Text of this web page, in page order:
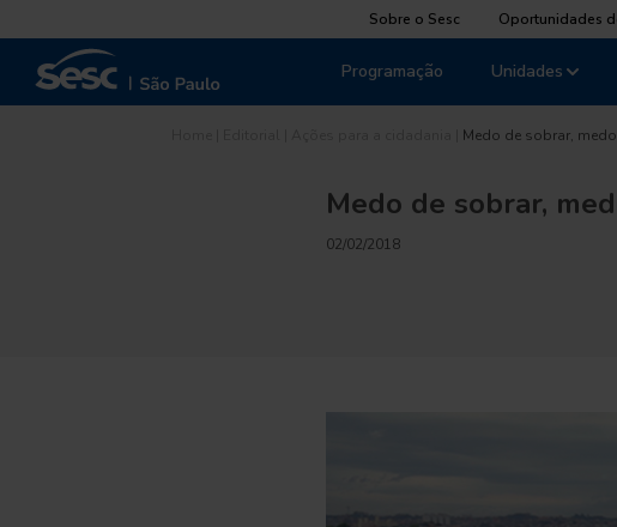
Sobre o Sesc Oportunidades
Unidades
Programação
Medo de sobrar, medo
Medo de sobrar,
02/02/2018